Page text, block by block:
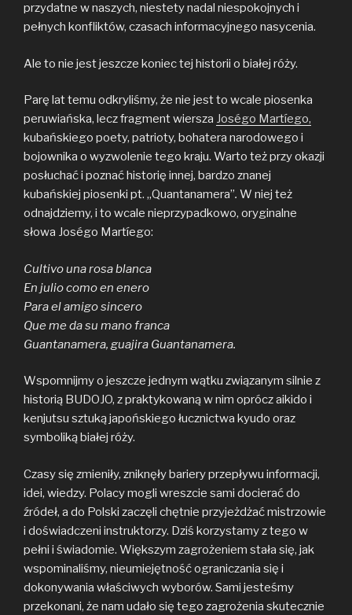
przydatne w naszych, niestety nadal niespokojnych i
pełnych konfliktów, czasach informacyjnego nasycenia.
Ale to nie jest jeszcze koniec tej historii o białej róży.
Parę lat temu odkryliśmy, że nie jest to wcale piosenka
peruwiańska, lecz fragment wiersza Joségo Martíego,
kubańskiego poety, patrioty, bohatera narodowego i
bojownika o wyzwolenie tego kraju. Warto też przy okazji
posłuchać i poznać historię innej, bardzo znanej
kubańskiej piosenki pt. „Quantanamera”. W niej też
odnajdziemy, i to wcale nieprzypadkowo, oryginalne
słowa Joségo Martíego:
Cultivo una rosa blanca
En julio como en enero
Para el amigo sincero
Que me da su mano franca
Guantanamera, guajira Guantanamera.
Wspomnijmy o jeszcze jednym wątku związanym silnie z
historią BUDOJO, z praktykowaną w nim oprócz aikido i
kenjutsu sztuką japońskiego łucznictwa kyudo oraz
symboliką białej róży.
Czasy się zmieniły, zniknęły bariery przepływu informacji,
idei, wiedzy. Polacy mogli wreszcie sami docierać do
źródeł, a do Polski zaczęli chętnie przyjeżdżać mistrzowie
i doświadczeni instruktorzy. Dziś korzystamy z tego w
pełni i świadomie. Większym zagrożeniem stała się, jak
wspominaliśmy, nieumiejętność ograniczania się i
dokonywania właściwych wyborów. Sami jesteśmy
przekonani, że nam udało się tego zagrożenia skutecznie